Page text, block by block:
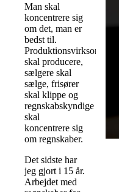
Man skal
koncentrere sig
om det, man er
bedst til.
Produktionsvirksomheder
skal producere,
sælgere skal
sælge, frisører
skal klippe og
regnskabskyndige
skal
koncentrere sig
om regnskaber.
Det sidste har
jeg gjort i 15 år.
Arbejdet med